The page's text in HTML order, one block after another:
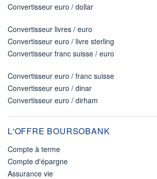
Convertisseur euro / dollar
Convertisseur livres / euro
Convertisseur euro / livre sterling
Convertisseur franc suisse / euro
Convertisseur euro / franc suisse
Convertisseur euro / dinar
Convertisseur euro / dirham
L'OFFRE BOURSOBANK
Compte à terme
Compte d'épargne
Assurance vie